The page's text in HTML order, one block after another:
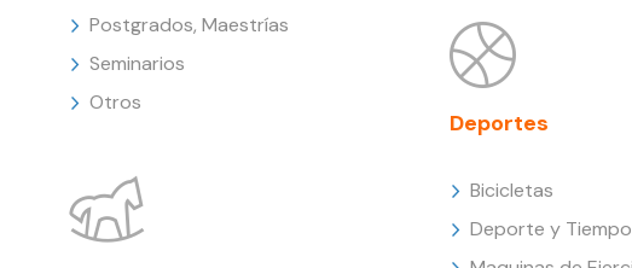
Postgrados, Maestrías
Seminarios
Otros
Deportes
Bicicletas
Deporte y